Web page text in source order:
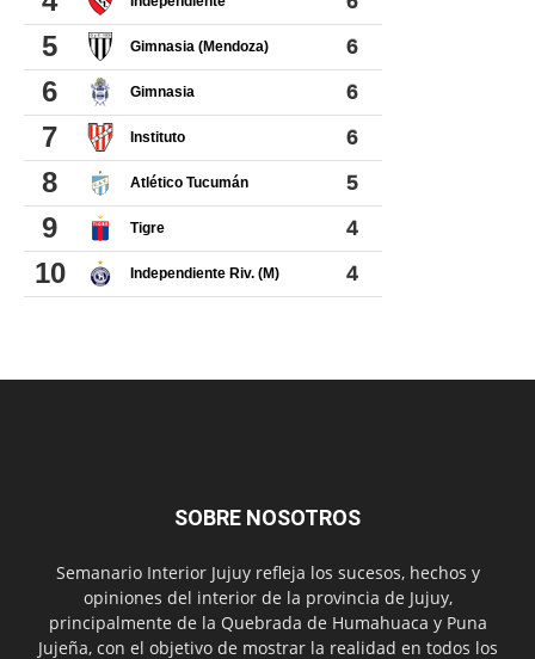
SOBRE NOSOTROS
Semanario Interior Jujuy refleja los sucesos, hechos y
opiniones del interior de la provincia de Jujuy,
principalmente de la Quebrada de Humahuaca y Puna
Jujeña, con el objetivo de mostrar la realidad en todos los